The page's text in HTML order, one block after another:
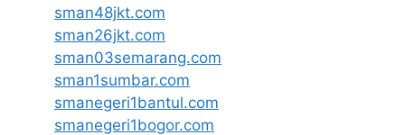
sman48jkt.com
sman26jkt.com
sman03semarang.com
sman1sumbar.com
smanegeri1bantul.com
smanegeri1bogor.com